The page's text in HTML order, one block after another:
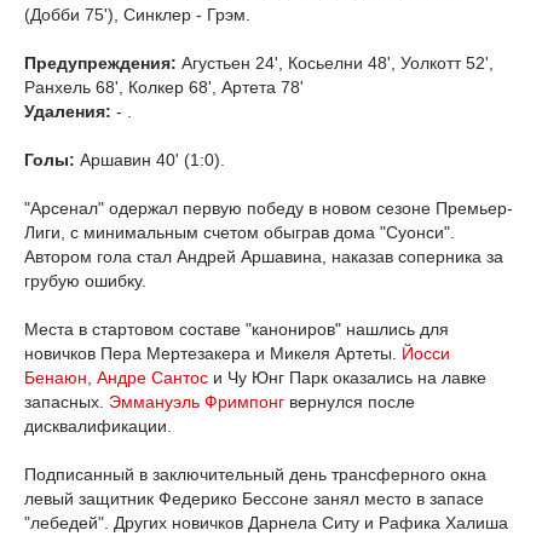
(Добби 75'), Синклер - Грэм.
Предупреждения: Агустьен 24', Косьелни 48', Уолкотт 52',
Ранхель 68', Колкер 68', Артета 78'
Удаления: - .
Голы: Аршавин 40' (1:0).
"Арсенал" одержал первую победу в новом сезоне Премьер-
Лиги, с минимальным счетом обыграв дома "Суонси".
Автором гола стал Андрей Аршавина, наказав соперника за
грубую ошибку.
Места в стартовом составе "канониров" нашлись для
новичков Пера Мертезакера и Микеля Артеты. Йосси
Бенаюн, Андре Сантос и Чу Юнг Парк оказались на лавке
запасных. Эммануэль Фримпонг вернулся после
дисквалификации.
Подписанный в заключительный день трансферного окна
левый защитник Федерико Бессоне занял место в запасе
"лебедей". Других новичков Дарнела Ситу и Рафика Халиша